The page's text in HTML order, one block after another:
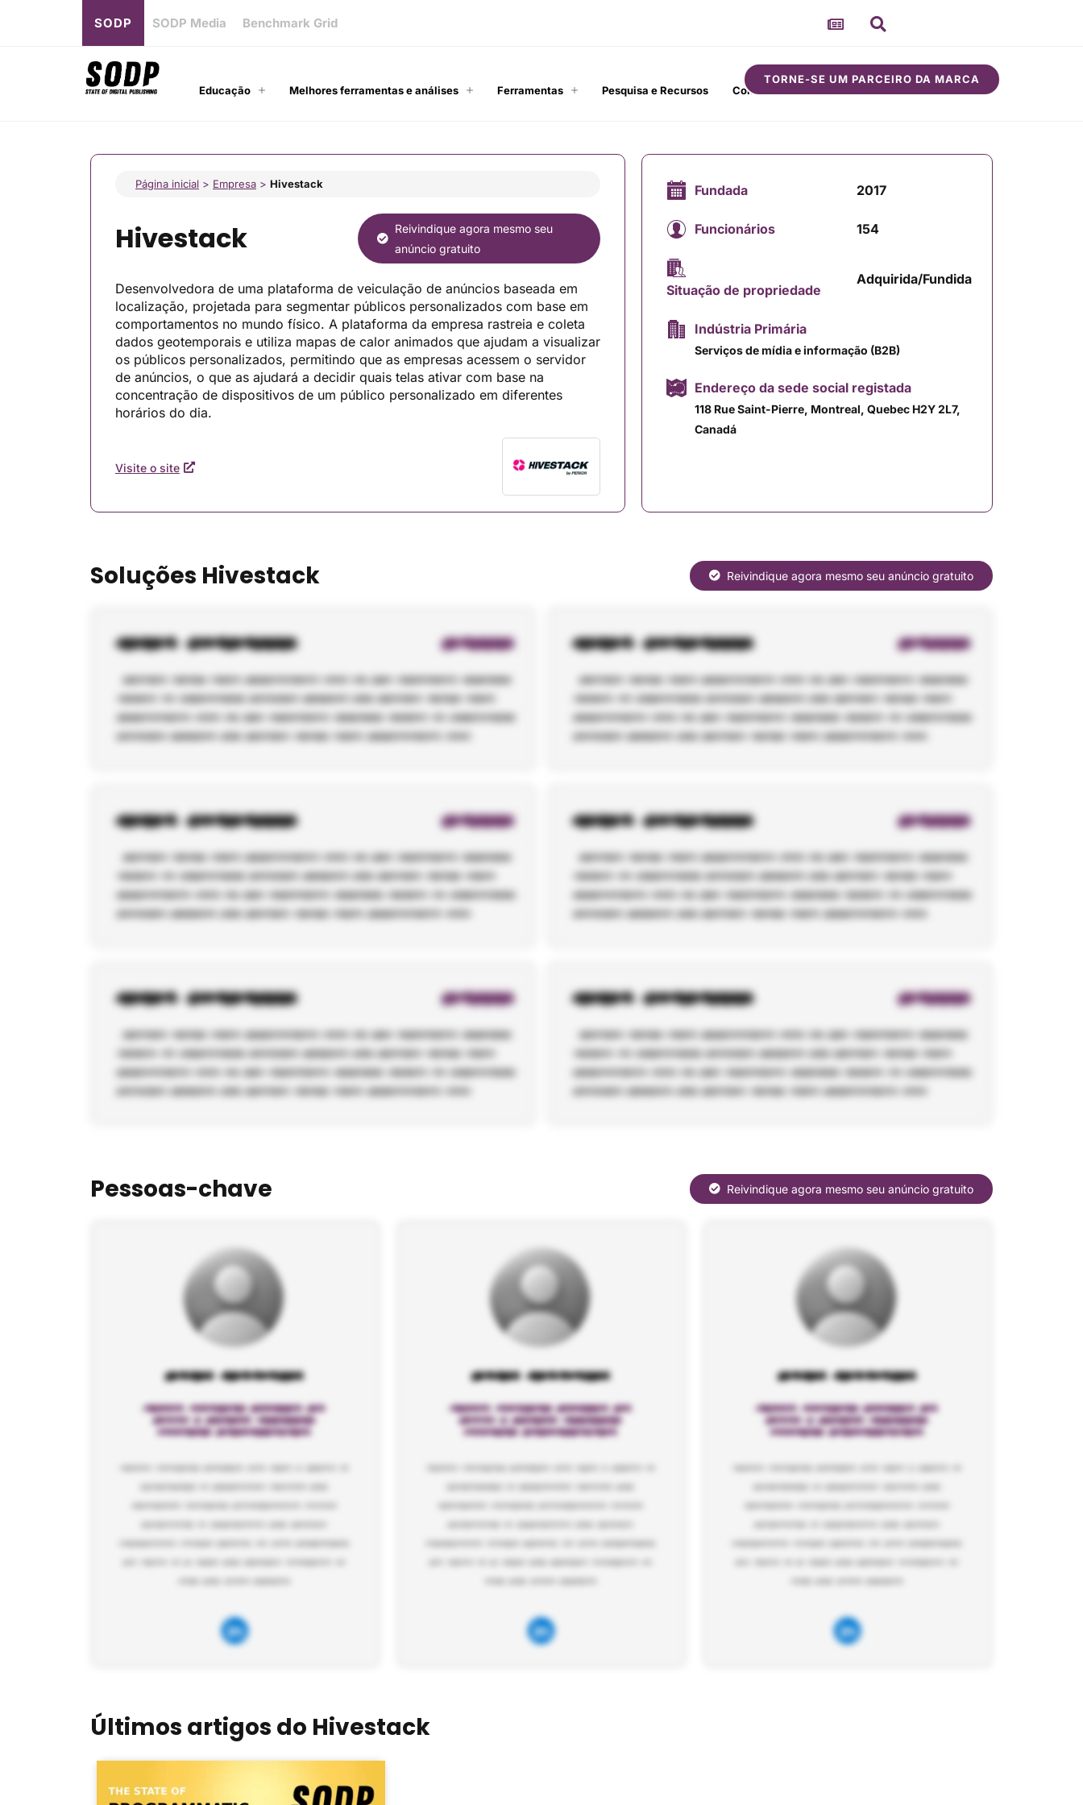
SODP SODP Media Benchmark Grid
Educação Melhores ferramentas e análises Ferramentas Pesquisa e Recursos Comunidade
TORNE-SE UM PARCEIRO DA MARCA
Página inicial > Empresa > Hivestack
Hivestack
Reivindique agora mesmo seu
anúncio gratuito
Desenvolvedora de uma plataforma de veiculação de anúncios baseada em
localização, projetada para segmentar públicos personalizados com base em
comportamentos no mundo físico. A plataforma da empresa rastreia e coleta
dados geotemporais e utiliza mapas de calor animados que ajudam a visualizar
os públicos personalizados, permitindo que as empresas acessem o servidor
de anúncios, o que as ajudará a decidir quais telas ativar com base na
concentração de dispositivos de um público personalizado em diferentes
horários do dia.
Visite o site
Fundada 2017
Funcionários 154
Situação de propriedade
Adquirida/Fundida
Indústria Primária
Serviços de mídia e informação (B2B)
Endereço da sede social registada
118 Rue Saint-Pierre, Montreal, Quebec H2Y 2L7,
Canadá
Soluções Hivestack Reivindique agora mesmo seu anúncio gratuito
Pessoas-chave Reivindique agora mesmo seu anúncio gratuito
Últimos artigos do Hivestack